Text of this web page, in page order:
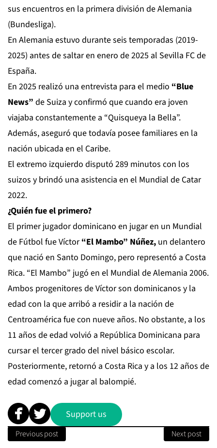
sus encuentros en la primera división de Alemania
(Bundesliga).
En Alemania estuvo durante seis temporadas (2019-
2025) antes de saltar en enero de 2025 al Sevilla FC de
España.
En 2025 realizó una entrevista para el medio “Blue
News” de Suiza y confirmó que cuando era joven
viajaba constantemente a “Quisqueya la Bella”.
Además, aseguró que todavía posee familiares en la
nación ubicada en el Caribe.
El extremo izquierdo disputó 289 minutos con los
suizos y brindó una asistencia en el Mundial de Catar
2022.
¿Quién fue el primero?
El primer jugador dominicano en jugar en un Mundial
de Fútbol fue Víctor“El Mambo” Núñez, un delantero
que nació en Santo Domingo, pero representó a Costa
Rica. “El Mambo” jugó en el Mundial de Alemania 2006.
Ambos progenitores de Víctor son dominicanos y la
edad con la que arribó a residir a la nación de
Centroamérica fue con nueve años. No obstante, a los
11 años de edad volvió a República Dominicana para
cursar el tercer grado del nivel básico escolar.
Posteriormente, retornó a Costa Rica y a los 12 años de
edad comenzó a jugar al balompié.
Support us
Previous post Next post